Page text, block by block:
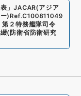
」JACAR(アジア
) Ref.C100811049
２特務艦隊司令
( 防衛省防衛研究